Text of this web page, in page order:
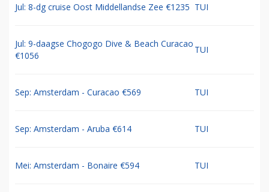
Jul: 8-dg cruise Oost Middellandse Zee €1235 TUI
Jul: 9-daagse Chogogo Dive & Beach Curacao
€1056
TUI
Sep: Amsterdam - Curacao €569 TUI
Sep: Amsterdam - Aruba €614 TUI
Mei: Amsterdam - Bonaire €594 TUI